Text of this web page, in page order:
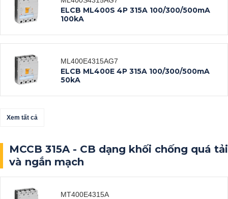
ELCB ML400S 4P 315A 100/300/500mA
100kA
Datasheet
ML400E4315AG7
ELCB ML400E 4P 315A 100/300/500mA
50kA
Xem tất cả
MCCB 315A - CB dạng khối chống quá tải
và ngắn mạch
MT400E4315A